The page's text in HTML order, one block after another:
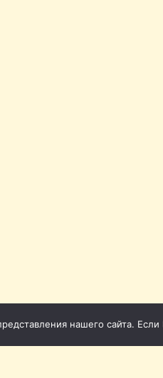
нашего сайта.